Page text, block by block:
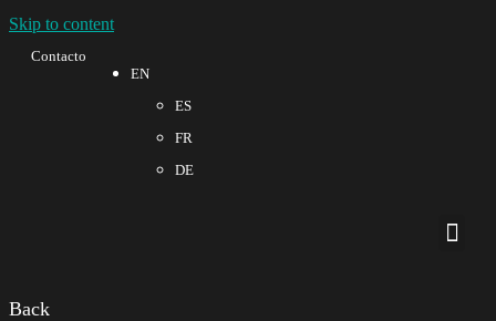
Skip to content
Contacto
EN
ES
FR
DE
Back